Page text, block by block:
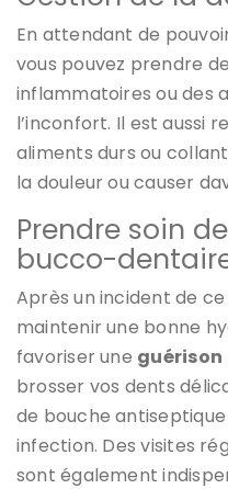
En attendant de
vous pouvez prendre
inflammatoires ou des
l’inconfort. Il est aussi
aliments durs ou
la douleur ou causer
Prendre soin
bucco-
Après un incident de
maintenir une bonne
favoriser une guérison
brosser vos dents
de bouche
infection. Des visites
sont également